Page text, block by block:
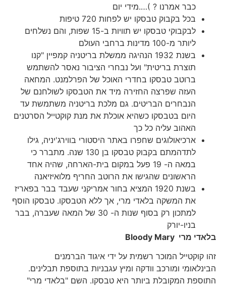
כבר אמרנו ? )….מידי יום
בכל בקבוק טבסקו יש לפחות 720 טיפות
לבקבוקי טבסקו יש תוויות ב-15 שפות, והם נשלחים
ליותר מ-100 מדינות ברחבי העולם
בשנת 1932 הנהיגה ממשלת בריטניה קמפיין "קנו
תוצרת בריטית" ועל נבחרי הציבור נאסר להשתמש
ברוטב טבסקו בחדרי האוכל של הפרלמנט. המחאה
העזה שפרצה החזירה מיד את הטבסקו לשולחנם של
הנבחרים הבריטים. גם מלכת בריטניה משתמשת עד
היום בטבסקו כשהיא אוכלת את מנת קוקטייל הסרטנים
האהוב עליה כל כך
ארכיאולוגים שחפרו באתר היסטורי בווירג'יניה, גילו
לתדהמתם בקבוק טבסקו בן 130 שנה. מתברר כי
במאה ה- 19 פעל במקום בית-הארחה, שהיה אחד
הראשונים שהגישו את הרוטב החריף מלואיזיאנה
בשנת 1920 המציא בחור אמריקני שעבד בבר בפאריז
את המשקה בלאדי מרי, אך ללא הטבסקו. טבסקו הוסף
למתכון רק בסוף שנות ה- 30 של המאה שעברה, בבר
בניו-יורק
בלאדי מריBloody Mary
זהו קוקטייל המוכר רשמית על ידי איגוד הברמנים
הבינלאומי ומורכב וודקה ומיץ עגבניות בתוספת תבלינים.
התוספת המקובלת ביותר היא טבסקו. השם "בלאדי מרי"